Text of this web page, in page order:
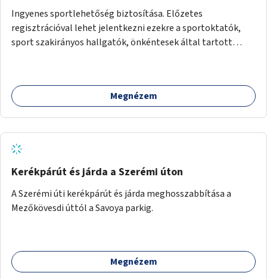
Ingyenes sportlehetőség biztosítása. Előzetes
regisztrációval lehet jelentkezni ezekre a sportoktatók,
sport szakirányos hallgatók, önkéntesek által tartott
Megnézem
Kerékpárút és járda a Szerémi úton
A Szerémi úti kerékpárút és járda meghosszabbítása a
Mezőkövesdi úttól a Savoya parkig.
Megnézem